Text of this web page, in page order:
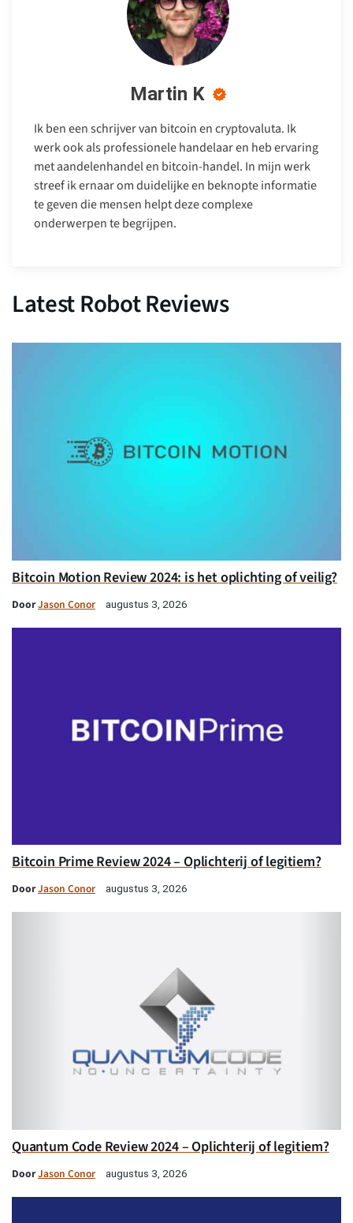
Martin K
Ik ben een schrijver van bitcoin en cryptovaluta. Ik
werk ook als professionele handelaar en heb ervaring
met aandelenhandel en bitcoin-handel. In mijn werk
streef ik ernaar om duidelijke en beknopte informatie
te geven die mensen helpt deze complexe
onderwerpen te begrijpen.
Latest Robot Reviews
Bitcoin Motion Review 2024: is het oplichting of veilig?
DoorJason Conor augustus 3, 2026
Bitcoin Prime Review 2024 – Oplichterij of legitiem?
DoorJason Conor augustus 3, 2026
Quantum Code Review 2024 – Oplichterij of legitiem?
DoorJason Conor augustus 3, 2026